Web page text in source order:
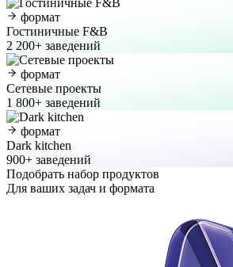
формат
Гостиничные F&B
2 200+ заведений
формат
Сетевые проекты
1 800+ заведений
формат
Dark kitchen
900+ заведений
Подобрать набор продуктов
Для ваших задач и формата